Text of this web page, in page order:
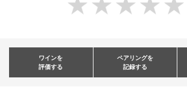
ワインを
評価する
ペアリングを
記録する